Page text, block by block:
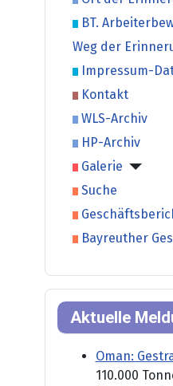
BT.
Weg der
Impressum-
Kontakt
WLS-Archiv
HP-Archiv
Galerie
Suche
Bayreuther
Aktuelle
Oman:
110.000